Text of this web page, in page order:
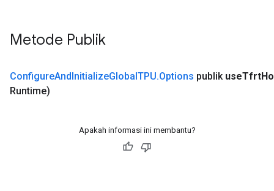
Metode Publik
ConfigureAndInitializeGlobalTPU.Options publik useTfrt
Runtime)
Apakah informasi ini membantu?